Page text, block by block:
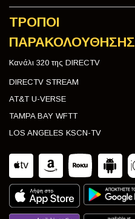
ΤΡΟΠΟΙ
ΠΑΡΑΚΟΛΟΥΘΗΣΗΣ
Κανάλι 320 της DIRECTV
DIRECTV STREAM
AT&T U-VERSE
TAMPA BAY WFTT
LOS ANGELES KSCN-TV